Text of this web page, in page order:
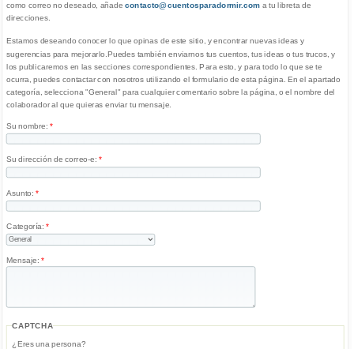
como correo no deseado, añadecontacto@cuentosparadormir.com a tu libreta de
direcciones.
Estamos deseando conocer lo que opinas de este sitio, y encontrar nuevas ideas y
sugerencias para mejorarlo.Puedes también enviarnos tus cuentos, tus ideas o tus trucos, y
los publicaremos en las secciones correspondientes. Para esto, y para todo lo que se te
ocurra, puedes contactar con nosotros utilizando el formulario de esta página. En el apartado
categoría, selecciona "General" para cualquier comentario sobre la página, o el nombre del
colaborador al que quieras enviar tu mensaje.
Su nombre:*
Su dirección de correo-e:*
Asunto:*
Categoría:*
Mensaje:*
CAPTCHA
¿Eres una persona?